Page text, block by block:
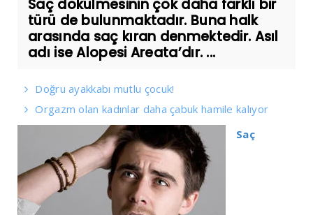
Saç dökülmesinin çok daha farklı bir
türü de bulunmaktadır. Buna halk
arasında saç kıran denmektedir. Asıl
adı ise Alopesi Areata’dır. ...
Doğru ayakkabı mutlu çocuk!
Orgazm olan kadınlar daha çabuk hamile kalıyor
Saç